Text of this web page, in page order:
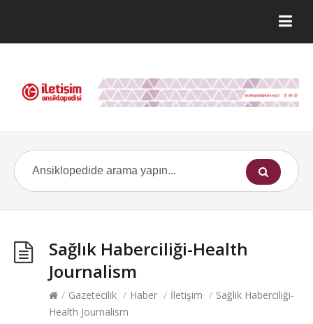
Sağlık Haberciliği-Health
Journalism
/ Gazetecilik / Haber / İletişim / Sağlık Haberciliği-
Health Journalism